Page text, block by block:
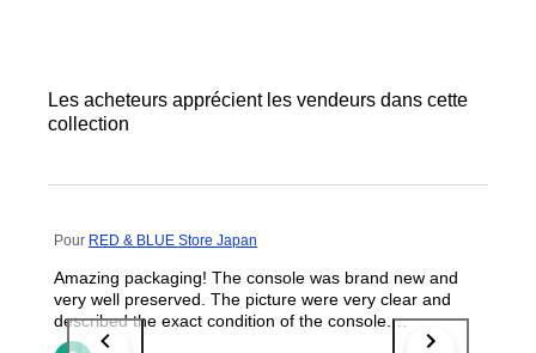
Les acheteurs apprécient les vendeurs dans cette
collection
Pour RED & BLUE Store Japan
Amazing packaging! The console was brand new and
very well preserved. The picture were very clear and
described the exact condition of the console.
Congratulations to the seller and keep it on!👍👍